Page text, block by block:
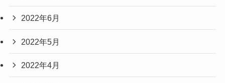
2022年6月
2022年5月
2022年4月